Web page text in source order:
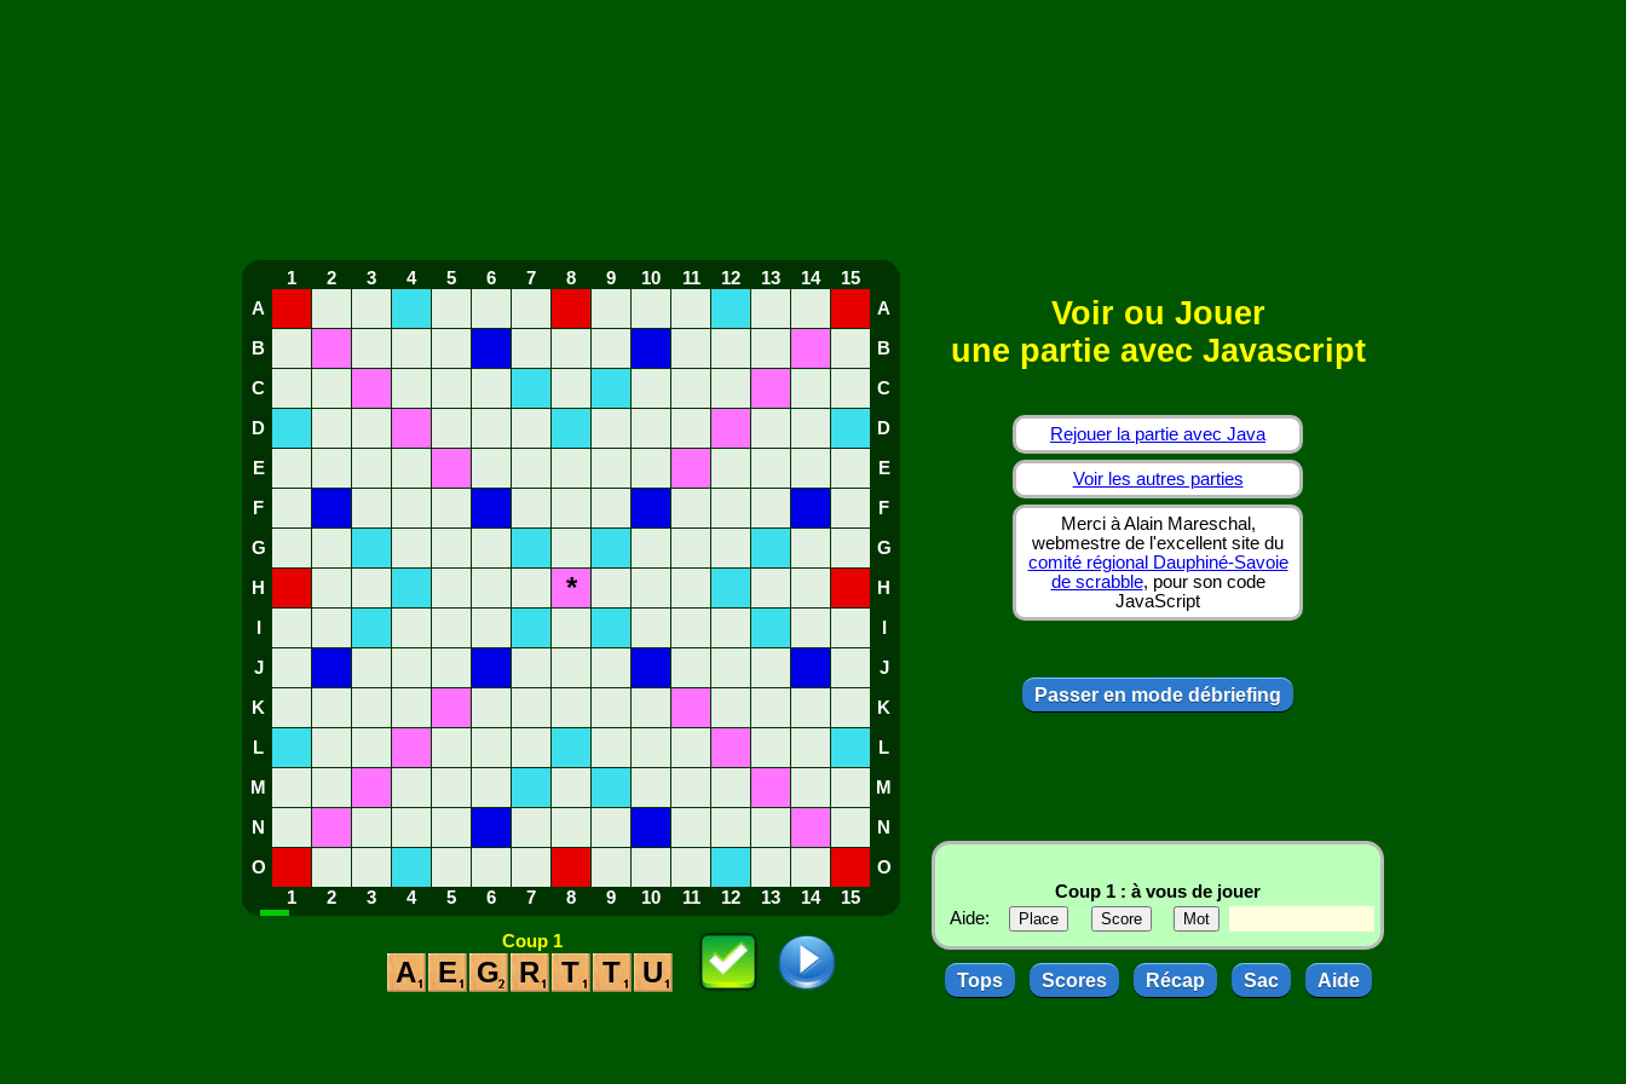
1 2 3 4 5 6 7 8 9 10 11 12 13 14
15
A
A
B B
C C
D D
E E
F F
G G
H * H
J J
K K
L L
M M
N N
O
O
1
2 3 4 5 6 7 8 9 10 11 12 13 14 15
Coup 1
A E G R T T U
Voir ou Jouer
une partie avec Javascript
Rejouer la partie avec Java
Voir les autres parties
Merci à Alain Mareschal,
webmestre de l'excellent site du
comité régional Dauphiné-Savoie
de scrabble, pour son code
JavaScript
Passer en mode débriefing
Coup 1 : à vous de jouer
Aide:
Tops Scores Récap Sac Aide